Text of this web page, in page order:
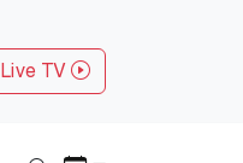
Live TV